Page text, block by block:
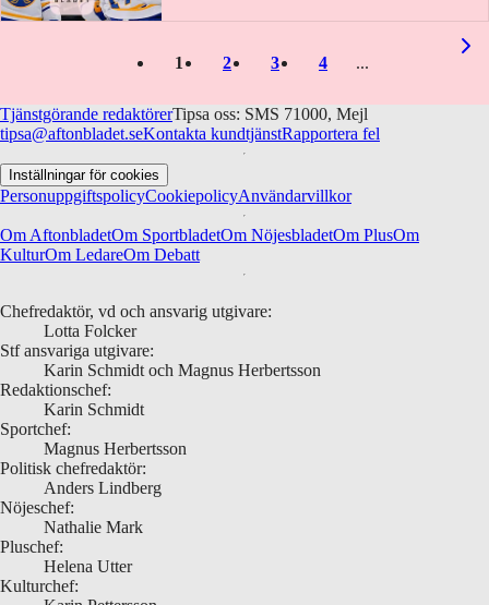
1 2 3 4
Tjänstgörande redaktörerTipsa oss: SMS 71000, Mejl
tipsa@aftonbladet.seKontakta kundtjänstRapportera fel
Inställningar för cookies
PersonuppgiftspolicyCookiepolicyAnvändarvillkor
Om AftonbladetOm SportbladetOm NöjesbladetOm PlusOm
KulturOm LedareOm Debatt
Chefredaktör, vd och ansvarig utgivare:
Lotta Folcker
Stf ansvariga utgivare:
Karin Schmidt och Magnus Herbertsson
Redaktionschef:
Karin Schmidt
Sportchef:
Magnus Herbertsson
Politisk chefredaktör:
Anders Lindberg
Nöjeschef:
Nathalie Mark
Pluschef:
Helena Utter
Kulturchef: